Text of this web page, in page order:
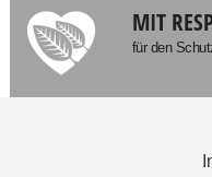
MIT
für den